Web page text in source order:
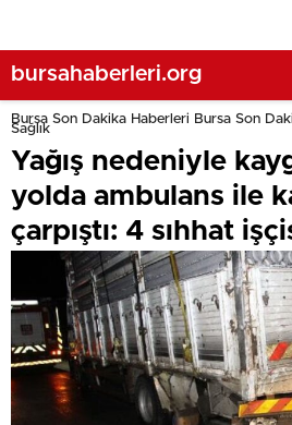
bursahaberleri.org
Bursa Son Dakika Haberleri Bursa Son
Sağlık
Yağış nedeniyle
yolda ambulans ile
çarpıştı: 4 sıhhat